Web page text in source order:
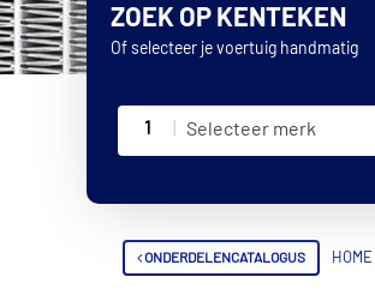
ZOEK OP KENTEKEN
Of selecteer je voertuig handmatig
1 Selecteer merk
ONDERDELENCATALOGUS HOME